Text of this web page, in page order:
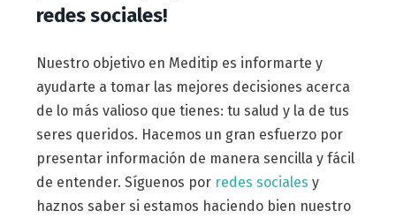
redes sociales!
Nuestro objetivo en Meditip es informarte y
ayudarte a tomar las mejores decisiones acerca
de lo más valioso que tienes: tu salud y la de tus
seres queridos. Hacemos un gran esfuerzo por
presentar información de manera sencilla y fácil
de entender. Síguenos por redes sociales y
haznos saber si estamos haciendo bien nuestro